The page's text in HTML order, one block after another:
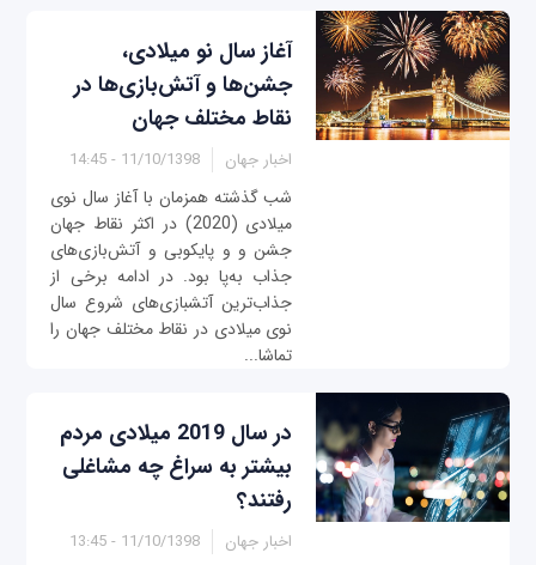
آغاز سال نو میلادی،
جشن‌ها و آتش‌بازی‌ها در
نقاط مختلف جهان
اخبار جهان 11/10/1398 - 14:45
شب گذشته همزمان با آغاز سال نوی
میلادی (2020) در اکثر نقاط جهان
جشن و و پایکوبی و آتش‌بازی‌های
جذاب به‌پا بود. در ادامه برخی از
جذاب‌ترین آتشبازی‌های شروع سال
نوی میلادی در نقاط مختلف جهان را
تماشا...
‌در سال 2019 میلادی مردم
بیشتر به سراغ چه مشاغلی
رفتند؟
اخبار جهان 11/10/1398 - 13:45